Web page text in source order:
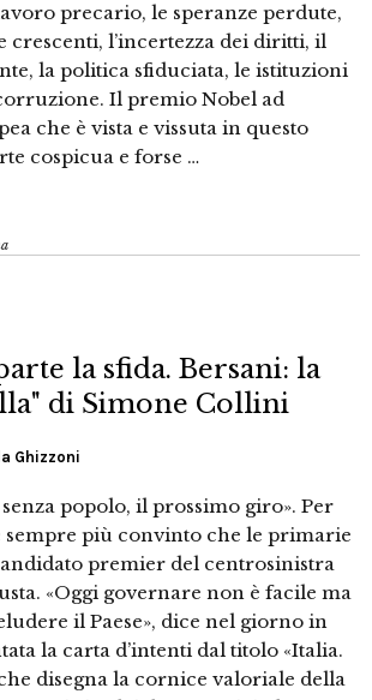
precario, le speranze perdute,
crescenti, l’incertezza dei diritti, il
la politica sfiduciata, le istituzioni
Il premio Nobel ad
che è vista e vissuta in questo
cospicua e forse …
la sfida. Bersani: la
di Simone Collini
Ghizzoni
popolo, il prossimo giro». Per
sempre più convinto che le primarie
premier del centrosinistra
«Oggi governare non è facile ma
il Paese», dice nel giorno in
la carta d’intenti dal titolo «Italia.
disegna la cornice valoriale della